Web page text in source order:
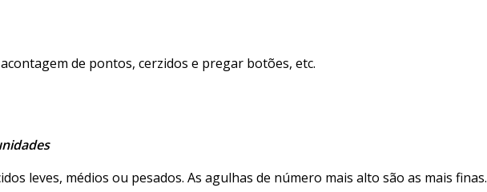
de pontos, cerzidos e pregar botões, etc.
leves, médios ou pesados. As agulhas de número mais alto são as mais finas.